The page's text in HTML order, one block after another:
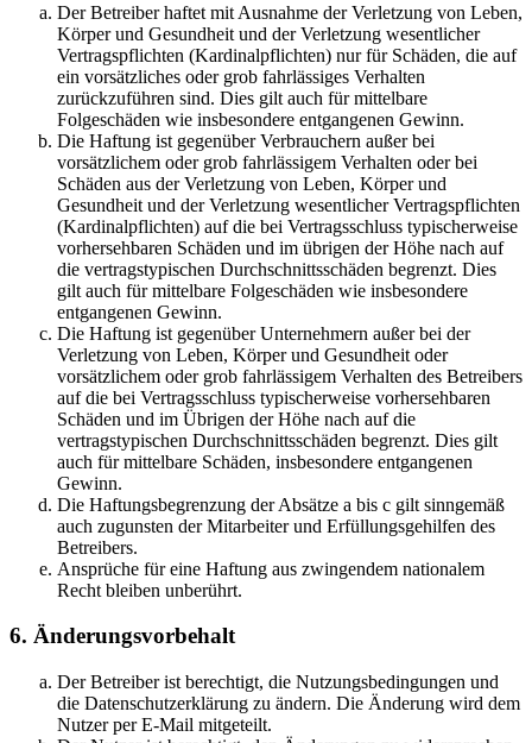
Der Betreiber haftet mit Ausnahme der Verletzung von Leben,
Körper und Gesundheit und der Verletzung wesentlicher
Vertragspflichten (Kardinalpflichten) nur für Schäden, die auf
ein vorsätzliches oder grob fahrlässiges Verhalten
zurückzuführen sind. Dies gilt auch für mittelbare
Folgeschäden wie insbesondere entgangenen Gewinn.
Die Haftung ist gegenüber Verbrauchern außer bei
vorsätzlichem oder grob fahrlässigem Verhalten oder bei
Schäden aus der Verletzung von Leben, Körper und
Gesundheit und der Verletzung wesentlicher Vertragspflichten
(Kardinalpflichten) auf die bei Vertragsschluss typischerweise
vorhersehbaren Schäden und im übrigen der Höhe nach auf
die vertragstypischen Durchschnittsschäden begrenzt. Dies
gilt auch für mittelbare Folgeschäden wie insbesondere
entgangenen Gewinn.
Die Haftung ist gegenüber Unternehmern außer bei der
Verletzung von Leben, Körper und Gesundheit oder
vorsätzlichem oder grob fahrlässigem Verhalten des Betreibers
auf die bei Vertragsschluss typischerweise vorhersehbaren
Schäden und im Übrigen der Höhe nach auf die
vertragstypischen Durchschnittsschäden begrenzt. Dies gilt
auch für mittelbare Schäden, insbesondere entgangenen
Gewinn.
Die Haftungsbegrenzung der Absätze a bis c gilt sinngemäß
auch zugunsten der Mitarbeiter und Erfüllungsgehilfen des
Betreibers.
Ansprüche für eine Haftung aus zwingendem nationalem
Recht bleiben unberührt.
6. Änderungsvorbehalt
Der Betreiber ist berechtigt, die Nutzungsbedingungen und
die Datenschutzerklärung zu ändern. Die Änderung wird dem
Nutzer per E-Mail mitgeteilt.